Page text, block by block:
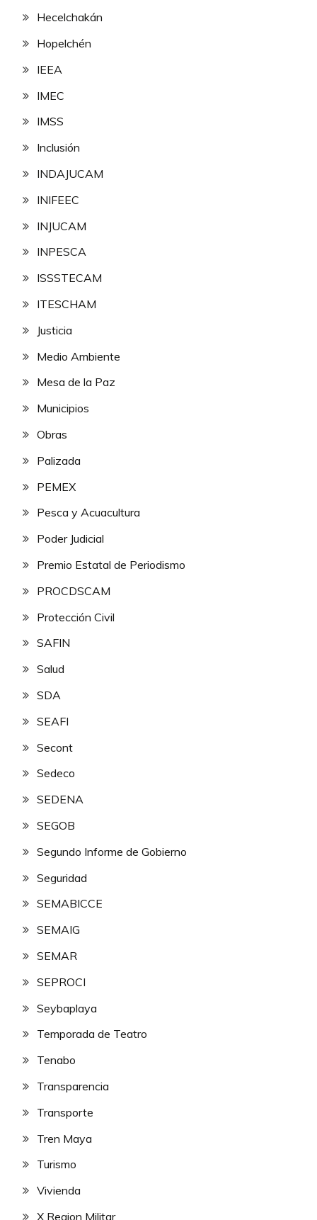
Hecelchakán
Hopelchén
IEEA
IMEC
IMSS
Inclusión
INDAJUCAM
INIFEEC
INJUCAM
INPESCA
ISSSTECAM
ITESCHAM
Justicia
Medio Ambiente
Mesa de la Paz
Municipios
Obras
Palizada
PEMEX
Pesca y Acuacultura
Poder Judicial
Premio Estatal de Periodismo
PROCDSCAM
Protección Civil
SAFIN
Salud
SDA
SEAFI
Secont
Sedeco
SEDENA
SEGOB
Segundo Informe de Gobierno
Seguridad
SEMABICCE
SEMAIG
SEMAR
SEPROCI
Seybaplaya
Temporada de Teatro
Tenabo
Transparencia
Transporte
Tren Maya
Turismo
Vivienda
X Region Militar